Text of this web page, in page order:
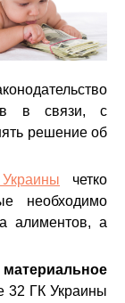
в связи, с
решение об
четко
необходимо
алиментов, а
32 ГК Украины